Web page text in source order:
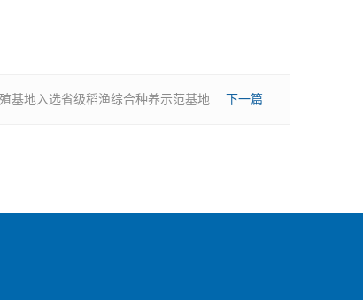
基地入选省级稻渔综合种养示范基地 下一篇